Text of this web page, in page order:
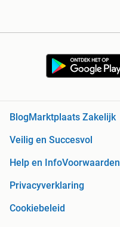
Blog Marktplaats Zakelijk
Veilig en Succesvol
Help en InfoVoorwaarden
Privacyverklaring
Cookiebeleid